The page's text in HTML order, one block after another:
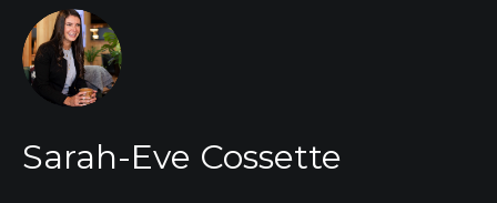
Sarah-Eve Cossette